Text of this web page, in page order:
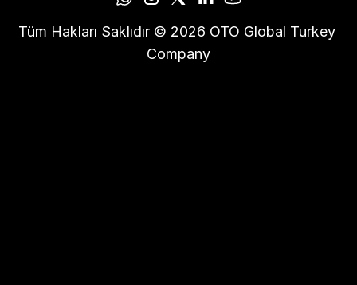
Tüm Hakları Saklıdır © 2026 OTO Global Turkey
Company